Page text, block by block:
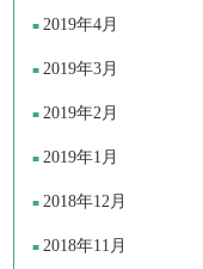
2019年4月
2019年3月
2019年2月
2019年1月
2018年12月
2018年11月